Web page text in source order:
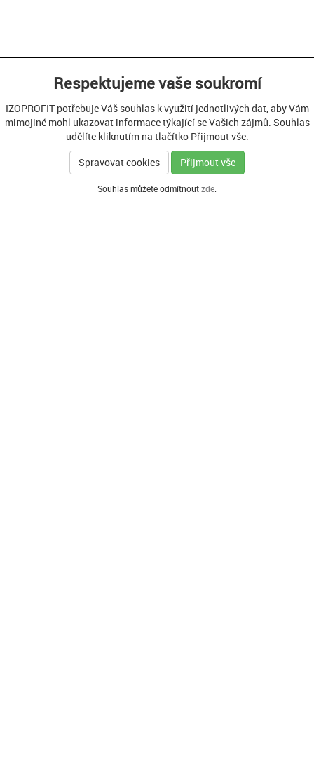
Respektujeme vaše soukromí
IZOPROFIT potřebuje Váš souhlas k využití jednotlivých dat, aby Vám
mimojiné mohl ukazovat informace týkající se Vašich zájmů. Souhlas
udělíte kliknutím na tlačítko Přijmout vše.
Spravovat cookies
Přijmout vše
Souhlas můžete odmítnoutzde